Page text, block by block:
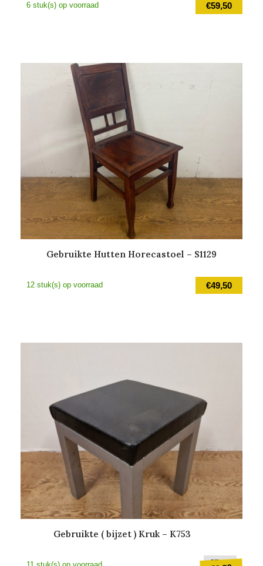
€59,50
6 stuk(s) op voorraad
Gebruikte Hutten Horecastoel – S1129
€49,50
12 stuk(s) op voorraad
Gebruikte ( bijzet ) Kruk – K753
€7,50